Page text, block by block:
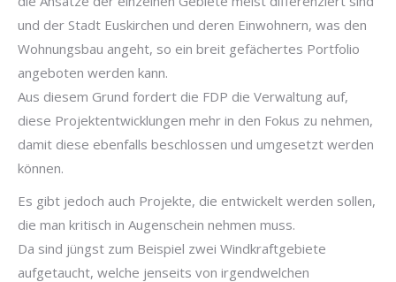
und der Stadt Euskirchen und deren Einwohnern, was den
Wohnungsbau angeht, so ein breit gefächertes Portfolio
angeboten werden kann.
Aus diesem Grund fordert die FDP die Verwaltung auf,
diese Projektentwicklungen mehr in den Fokus zu nehmen,
damit diese ebenfalls beschlossen und umgesetzt werden
können.
Es gibt jedoch auch Projekte, die entwickelt werden sollen,
die man kritisch in Augenschein nehmen muss.
Da sind jüngst zum Beispiel zwei Windkraftgebiete
aufgetaucht, welche jenseits von irgendwelchen